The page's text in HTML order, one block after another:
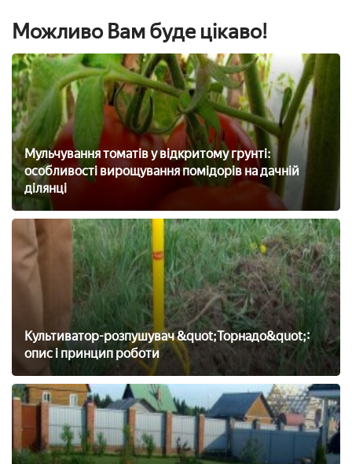
Можливо Вам буде цікаво!
Мульчування томатів у відкритому грунті:
особливості вирощування помідорів на дачній
ділянці
Культиватор-розпушувач &quot;Торнадо&quot;:
опис і принцип роботи